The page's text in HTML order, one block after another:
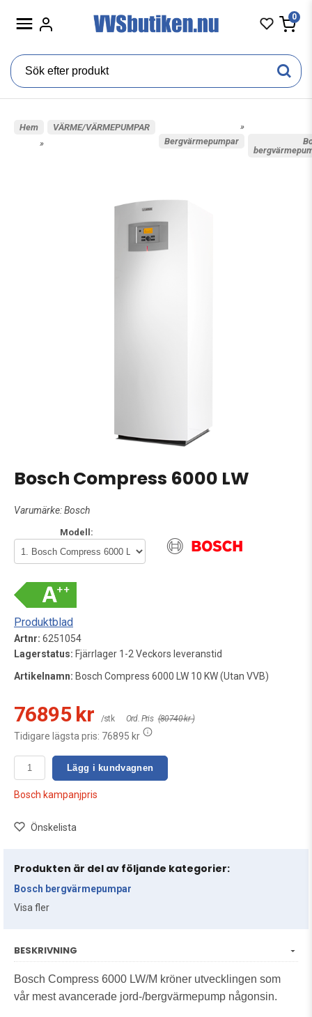
0
Hem
»
VÄRME/VÄRMEPUMPAR
»
Bergvärmepumpar
Bosch Compress 6000 LW
Varumärke:Bosch
Modell:
Produktblad
Artnr: 6251054
Lagerstatus: Fjärrlager 1-2 Veckors leveranstid
Artikelnamn: Bosch Compress 6000 LW 10 KW (Utan VVB)
76895 kr /stk Ord. Pris (80740 kr )
Tidigare lägsta pris: 76895 kr
Lägg i kundvagnen
Bosch kampanjpris
Önskelista
Produkten är del av följande kategorier:
Bosch bergvärmepumpar
Visa fler
BESKRIVNING
Bosch Compress 6000 LW/M kröner utvecklingen som
vår mest avancerade jord-/bergvärmepump någonsin.